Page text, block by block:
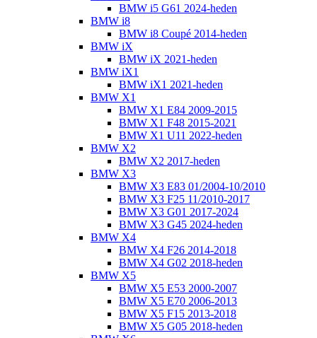
BMW i5 G61 2024-heden
BMW i8
BMW i8 Coupé 2014-heden
BMW iX
BMW iX 2021-heden
BMW iX1
BMW iX1 2021-heden
BMW X1
BMW X1 E84 2009-2015
BMW X1 F48 2015-2021
BMW X1 U11 2022-heden
BMW X2
BMW X2 2017-heden
BMW X3
BMW X3 E83 01/2004-10/2010
BMW X3 F25 11/2010-2017
BMW X3 G01 2017-2024
BMW X3 G45 2024-heden
BMW X4
BMW X4 F26 2014-2018
BMW X4 G02 2018-heden
BMW X5
BMW X5 E53 2000-2007
BMW X5 E70 2006-2013
BMW X5 F15 2013-2018
BMW X5 G05 2018-heden